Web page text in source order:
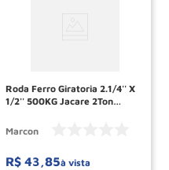
Roda Ferro Giratoria 2.1/4'' X
1/2'' 500KG Jacare 2Ton
Marcon
R$ 43,85à vista